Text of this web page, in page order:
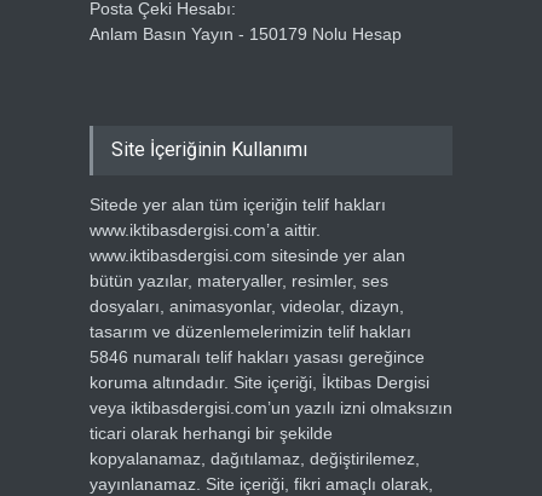
Posta Çeki Hesabı:
Anlam Basın Yayın - 150179 Nolu Hesap
Site İçeriğinin Kullanımı
Sitede yer alan tüm içeriğin telif hakları
www.iktibasdergisi.com’a aittir.
www.iktibasdergisi.com sitesinde yer alan
bütün yazılar, materyaller, resimler, ses
dosyaları, animasyonlar, videolar, dizayn,
tasarım ve düzenlemelerimizin telif hakları
5846 numaralı telif hakları yasası gereğince
koruma altındadır. Site içeriği, İktibas Dergisi
veya iktibasdergisi.com’un yazılı izni olmaksızın
ticari olarak herhangi bir şekilde
kopyalanamaz, dağıtılamaz, değiştirilemez,
yayınlanamaz. Site içeriği, fikri amaçlı olarak,